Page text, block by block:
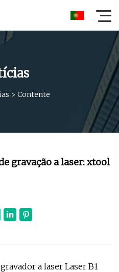
> Contente
gravação a laser: xtool
a laser Laser B1